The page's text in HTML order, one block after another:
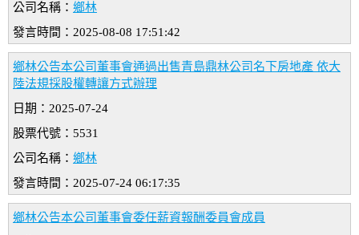
公司名稱： 鄉林
發言時間：2025-08-08 17:51:42
鄉林公告本公司董事會通過出售青島鼎林公司名下房地產 依大
陸法規採股權轉讓方式辦理
日期：2025-07-24
股票代號：5531
公司名稱： 鄉林
發言時間：2025-07-24 06:17:35
鄉林公告本公司董事會委任薪資報酬委員會成員